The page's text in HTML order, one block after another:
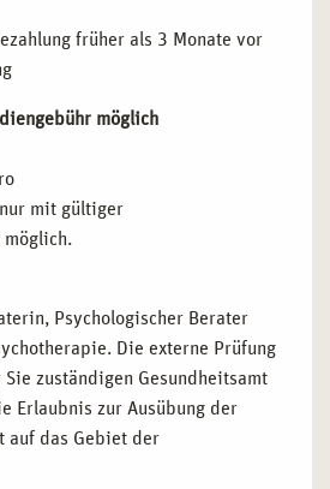
früher als 3 Monate vor
möglich
mit gültiger
möglich.
Psychologischer Berater
Die externe Prüfung
Sie zuständigen Gesundheitsamt
Erlaubnis zur Ausübung der
auf das Gebiet der